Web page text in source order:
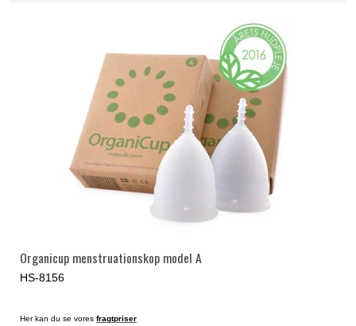
Organicup menstruationskop model A
HS-8156
Her kan du se vores fragtpriser